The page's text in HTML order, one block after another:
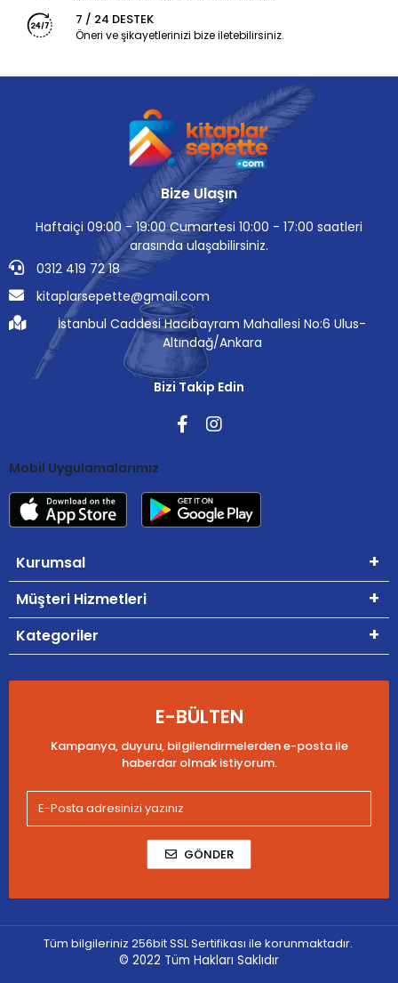
7 / 24 DESTEK
Öneri ve şikayetlerinizi bize iletebilirsiniz.
Bize Ulaşın
Haftaiçi 09:00 - 19:00 Cumartesi 10:00 - 17:00 saatleri
arasında ulaşabilirsiniz.
0312 419 72 18
kitaplarsepette@gmail.com
İstanbul Caddesi Hacıbayram Mahallesi No:6 Ulus-
Altındağ/Ankara
Bizi Takip Edin
Mobil Uygulamalarımız
Kurumsal
Müşteri Hizmetleri
Kategoriler
E-BÜLTEN
Kampanya, duyuru, bilgilendirmelerden e-posta ile
haberdar olmak istiyorum.
GÖNDER
Tüm bilgileriniz 256bit SSL Sertifikası ile korunmaktadır.
© 2022 Tüm Hakları Saklıdır